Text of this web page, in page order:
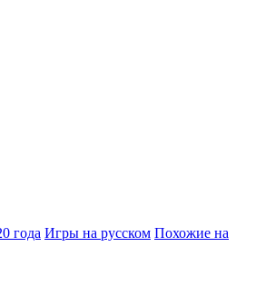
года Игры на русском Похожие на